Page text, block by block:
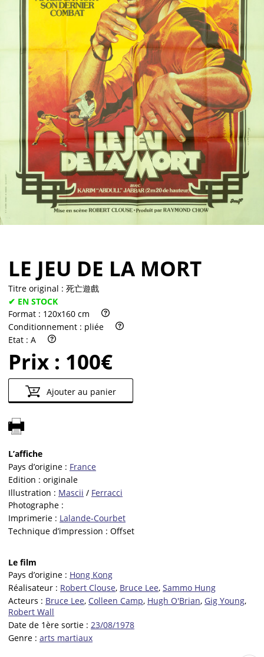
Vendre
LE JEU DE LA MORT
Titre original : 死亡遊戲
✔ EN STOCK
Format : 120x160 cm
Conditionnement : pliée
Etat : A
Prix : 100€
Ajouter au panier
L’affiche
Pays d’origine : France
Edition : originale
Illustration : Mascii / Ferracci
Photographe :
Imprimerie : Lalande-Courbet
Technique d’impression : Offset
Le film
Pays d’origine : Hong Kong
Réalisateur : Robert Clouse, Bruce Lee, Sammo Hung
Acteurs : Bruce Lee, Colleen Camp, Hugh O'Brian, Gig Young,
Robert Wall
Date de 1ère sortie : 23/08/1978
Genre : arts martiaux